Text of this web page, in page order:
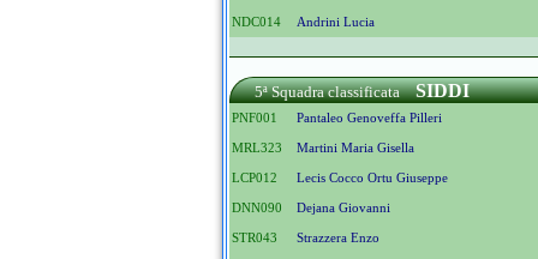
NDC014 Andrini Lucia
5ª Squadra classificata SIDDI
PNF001 Pantaleo Genoveffa Pilleri
MRL323 Martini Maria Gisella
LCP012 Lecis Cocco Ortu Giuseppe
DNN090 Dejana Giovanni
STR043 Strazzera Enzo